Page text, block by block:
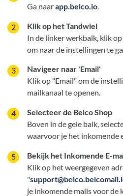
Ga naarapp.belco.io.
Klik op het Tandwiel
In de linker werkbalk, klik
om naar de instellingen te
Navigeer naar 'Email'
Klik op "Email" om de
mailkanaal te openen.
Selecteer de Belco Shop
Boven in de gele balk,
waarvoor je het inkomende
Bekijk het Inkomende E-
Klik op het weergegeven
"
je inkomende mails voor de